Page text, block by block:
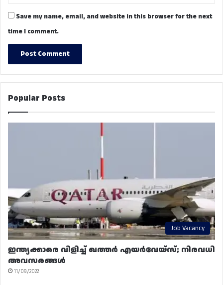
Save my name, email, and website in this browser for the next
time I comment.
Popular Posts
Job Vacancy
ഇന്ത്യക്കാരെ വിളിച്ച് ഖത്തർ എയർവേയ്‌സ്; നിരവധി
അവസരങ്ങൾ
11/09/2022